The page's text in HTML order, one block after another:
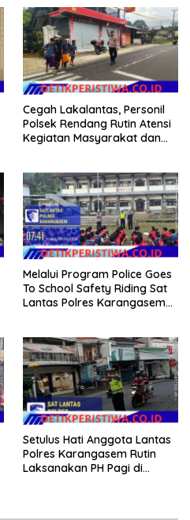
Cegah Lakalantas, Personil
Polsek Rendang Rutin Atensi
Kegiatan Masyarakat dan
Melalui Program Police Goes
To School Safety Riding Sat
Lantas Polres Karangasem
Siswi SMP N 6 Abang
Setulus Hati Anggota Lantas
Polres Karangasem Rutin
Laksanakan PH Pagi di